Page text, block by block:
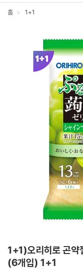
홈 > 1+1
1+1)오리히로 곤약
(6개입) 1+1